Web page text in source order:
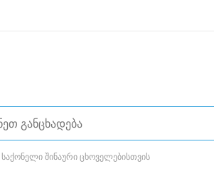
საქონელი შინაური ცხოველებისთვის